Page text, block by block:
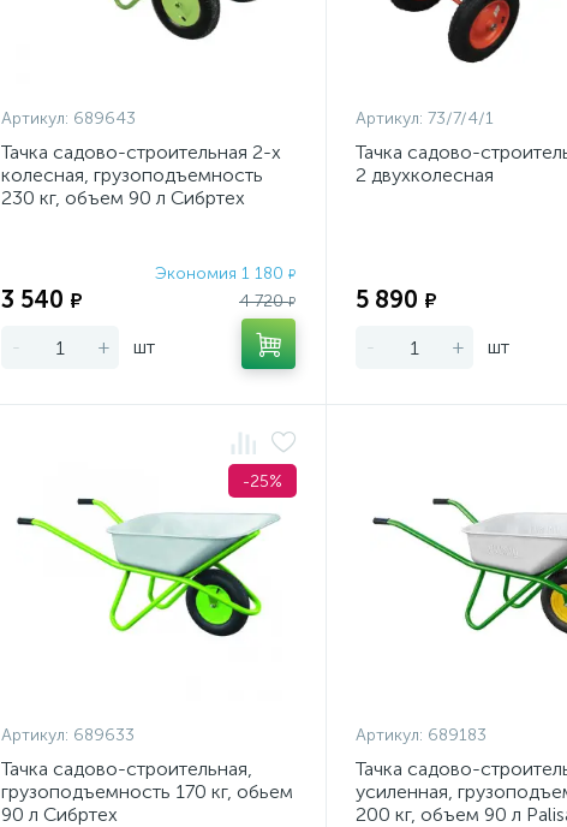
Артикул: 689643
Тачка садово-строительная 2-х
колесная, грузоподъемность
230 кг, объем 90 л Сибртех
Экономия 1 180 ₽
3 540 ₽ 4 720₽
- + шт
Артикул: 73/7/4/1
Тачка садово-
2 двухколесная
5 890 ₽
- + шт
-25%
Артикул: 689633
Тачка садово-строительная,
грузоподъемность 170 кг, обьем
90 л Сибртех
Артикул: 689183
Тачка садово-
усиленная,
200 кг, объем 90 л